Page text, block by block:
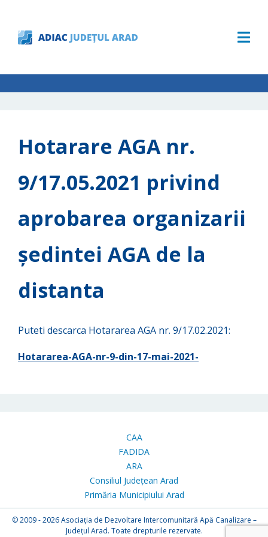
Hotarare AGA nr.
9/17.05.2021 privind
aprobarea organizarii
ședintei AGA de la
distanta
Puteti descarca Hotararea AGA nr. 9/17.02.2021:
Hotararea-AGA-nr-9-din-17-mai-2021-
CAA
FADIDA
ARA
Consiliul Județean Arad
Primăria Municipiului Arad
© 2009 - 2026Asociația de Dezvoltare Intercomunitară Apă Canalizare –
Județul Arad. Toate drepturile rezervate.